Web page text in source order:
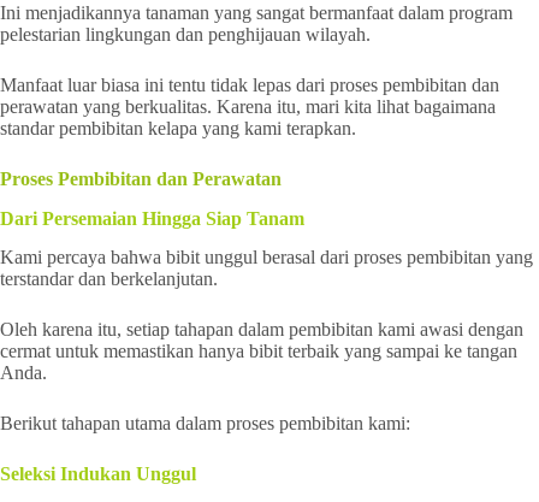
Ini menjadikannya tanaman yang sangat bermanfaat dalam program
pelestarian lingkungan dan penghijauan wilayah.
Manfaat luar biasa ini tentu tidak lepas dari proses pembibitan dan
perawatan yang berkualitas. Karena itu, mari kita lihat bagaimana
standar pembibitan kelapa yang kami terapkan.
Proses Pembibitan dan Perawatan
Dari Persemaian Hingga Siap Tanam
Kami percaya bahwa bibit unggul berasal dari proses pembibitan yang
terstandar dan berkelanjutan.
Oleh karena itu, setiap tahapan dalam pembibitan kami awasi dengan
cermat untuk memastikan hanya bibit terbaik yang sampai ke tangan
Anda.
Berikut tahapan utama dalam proses pembibitan kami:
Seleksi Indukan Unggul